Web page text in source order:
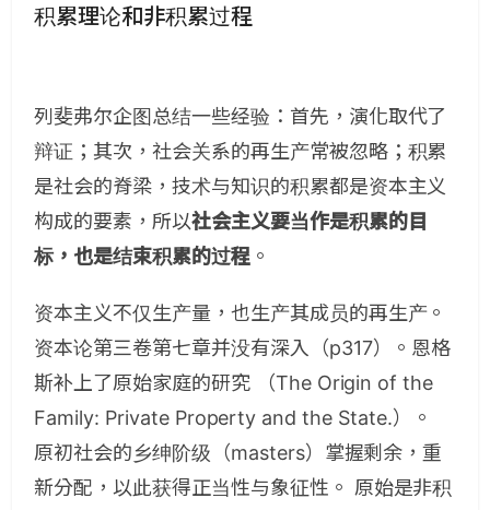
积累理论和非积累过程
列斐弗尔企图总结一些经验：首先，演化取代了
辩证；其次，社会关系的再生产常被忽略；积累
是社会的脊梁，技术与知识的积累都是资本主义
构成的要素，所以社会主义要当作是积累的目
标，也是结束积累的过程 。
资本主义不仅生产量，也生产其成员的再生产。
资本论第三卷第七章并没有深入（p317）。恩格
斯补上了原始家庭的研究 （The Origin of the
Family: Private Property and the State.）。
原初社会的乡绅阶级（masters）掌握剩余，重
新分配，以此获得正当性与象征性。 原始是非积